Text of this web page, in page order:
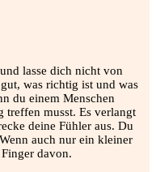
lasse dich nicht von
was richtig ist und was
du einem Menschen
treffen musst. Es verlangt
deine Fühler aus. Du
auch nur ein kleiner
davon.